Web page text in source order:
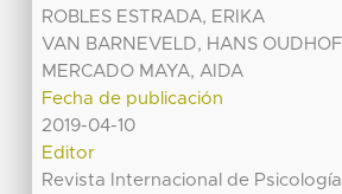
ROBLES ESTRADA, ERIKA
VAN BARNEVELD, HANS OUDHOF
MERCADO MAYA, AIDA
Fecha de publicación
2019-04-10
Editor
Revista Internacional de Psicología